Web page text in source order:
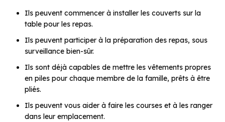
Ils peuvent commencer à installer les couverts sur la
table pour les repas.
Ils peuvent participer à la préparation des repas, sous
surveillance bien-sûr.
Ils sont déjà capables de mettre les vêtements propres
en piles pour chaque membre de la famille, prêts à être
pliés.
Ils peuvent vous aider à faire les courses et à les ranger
dans leur emplacement.